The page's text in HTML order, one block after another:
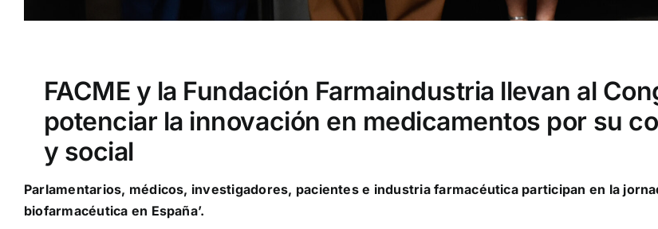
FACME y la Fundación Farmaindustria llevan al
potenciar la innovación en medicamentos por su
y social
Parlamentarios, médicos, investigadores, pacientes e industria farmacéutica participan en la
biofarmacéutica en España’.